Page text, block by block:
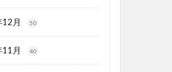
月 50
月 40